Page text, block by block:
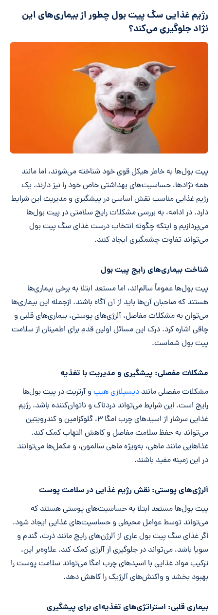
رژیم غذایی سگ پیت بول چطور از بیماری‌های این
نژاد جلوگیری می‌کند؟
پیت بول‌ها به خاطر هیکل قوی خود شناخته می‌شوند، اما مانند
همه نژادها، حساسیت‌های بهداشتی خاص خود را نیز دارند. یک
رژیم غذایی مناسب نقش اساسی در پیشگیری و مدیریت این شرایط
دارد. در ادامه، به بررسی مشکلات رایج سلامتی در پیت بول‌ها
می‌پردازیم و اینکه چگونه انتخاب‌ درست غذای سگ پیت بول
می‌تواند تفاوت چشمگیری ایجاد کنند.
شناخت بیماری‌های رایج پیت بول
پیت بول‌ها عموماً سالم‌اند، اما مستعد ابتلا به برخی بیماری‌ها
هستند که صاحبان آن‌ها باید از آن آگاه باشند. ازجمله این بیماری‌ها
می‌توان به مشکلات مفاصل، آلرژی‌های پوستی، بیماری‌های قلبی و
چاقی اشاره کرد. درک این مسائل اولین قدم برای اطمینان از سلامت
پیت بول شماست.
مشکلات مفصلی: پیشگیری و مدیریت با تغذیه
مشکلات مفصلی مانند دیسپلازی هیپ و آرتریت در پیت بول‌ها
رایج است. این شرایط می‌تواند دردناک و ناتوان‌کننده باشد. رژیم
غذایی سرشار از اسیدهای چرب امگا ۳، گلوکزامین و کندرویتین
می‌تواند به حفظ سلامت مفاصل و کاهش التهاب کمک کند.
غذاهایی مانند ماهی، به‌ویژه ماهی سالمون، و مکمل‌ها می‌توانند
در این زمینه مفید باشند.
آلرژی‌های پوستی: نقش رژیم غذایی در سلامت پوست
پیت بول‌ها مستعد ابتلا بهحساسیت‌های پوستیهستند که
می‌تواند توسط عوامل محیطی و حساسیت‌های غذایی ایجاد شود.
اگر غذای سگ پیت بول عاری از آلرژن‌های رایج مانند ذرت، گندم و
سویا باشد، می‌تواند در جلوگیری از آلرژی کمک کند. علاوه‌بر این،
ترکیب مواد غذایی با اسیدهای چرب امگا می‌تواند سلامت پوست را
بهبود بخشد و واکنش‌های آلرژیک را کاهش دهد.
بیماری قلبی: استراتژی‌های تغذیه‌ای برای پیشگیری